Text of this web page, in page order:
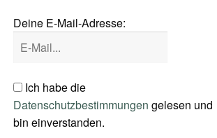
Deine E-Mail-Adresse:
Ich habe die
Datenschutzbestimmungen gelesen und
bin einverstanden.